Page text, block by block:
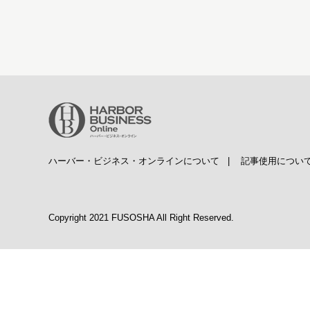
ハーバー・ビジネス・オンラインについて 記事使用につい
Copyright 2021 FUSOSHA All Right Reserved.